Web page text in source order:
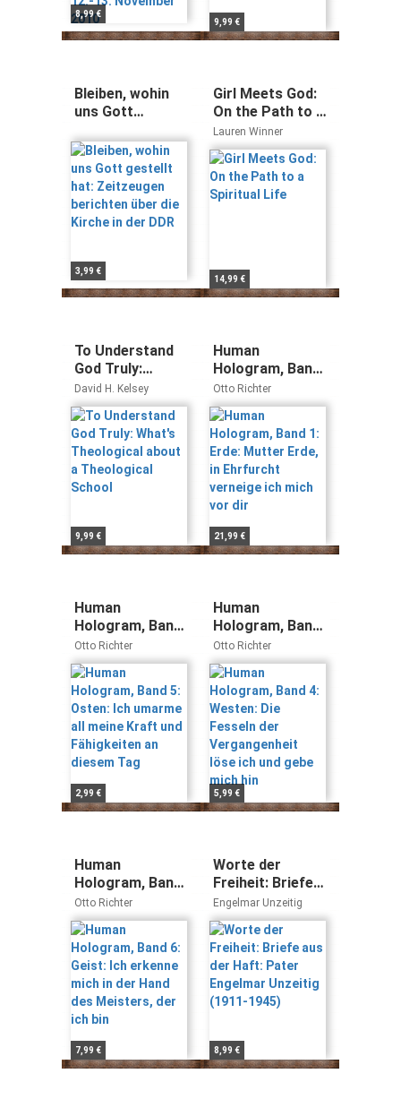
8,99 €
9,99 €
Bleiben, wohin
uns Gott
Zeitzeugen
berichten über
die Kirche in der
DDR
3,99 €
Girl Meets God:
On the Path to a
Spiritual Life
Lauren Winner
14,99 €
To Understand
God Truly:
What's
Theological
about a
Theological
School
David H. Kelsey
9,99 €
Human
Hologram, Band
1: Erde: Mutter
Erde, in
Ehrfurcht
verneige ich
mich vor dir
Otto Richter
21,99 €
Human
Hologram, Band
5: Osten: Ich
umarme all
meine Kraft und
Fähigkeiten an
diesem Tag
Otto Richter
2,99 €
Human
Hologram, Band
4: Westen: Die
Fesseln der
Vergangenheit
löse ich und
gebe mich hin
Otto Richter
5,99 €
Human
Hologram, Band
6: Geist: Ich
erkenne mich in
der Hand des
Meisters, der ich
bin
Otto Richter
7,99 €
Worte der
Freiheit: Briefe
aus der Haft:
Pater Engelmar
Unzeitig (1911-
1945)
Engelmar Unzeitig
8,99 €